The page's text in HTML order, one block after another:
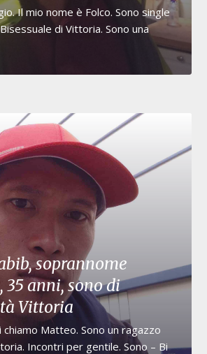
Il mio nome è Folco. Sono single
di Vittoria. Sono una
soprannome
35 anni, sono di
Vittoria
chiamo Matteo. Sono un ragazzo
Incontri per gentile. Sono – Bi